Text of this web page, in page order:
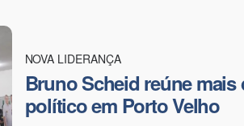
NOVA LIDERANÇA
Bruno Scheid reúne mais
político em Porto Velho